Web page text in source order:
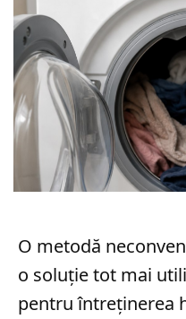
O metodă
o soluție tot mai
pentru întreținerea